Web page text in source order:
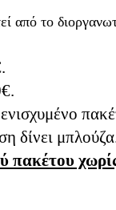
από το
δίνει
πακέτου